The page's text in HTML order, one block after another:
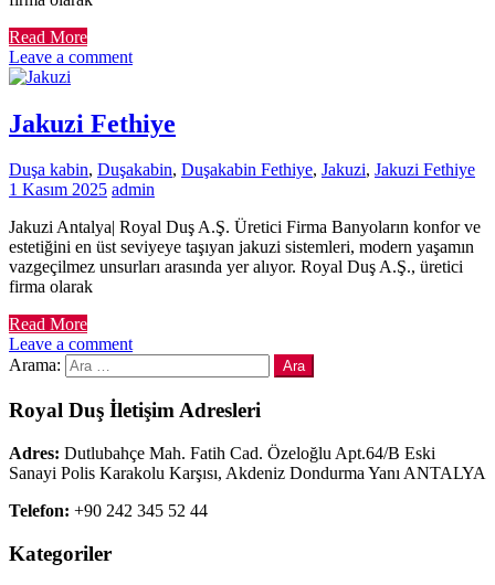
Read More
Leave a comment
Jakuzi Fethiye
Duşa kabin, Duşakabin, Duşakabin Fethiye, Jakuzi, Jakuzi Fethiye
1 Kasım 2025 admin
Jakuzi Antalya| Royal Duş A.Ş. Üretici Firma Banyoların konfor ve
estetiğini en üst seviyeye taşıyan jakuzi sistemleri, modern yaşamın
vazgeçilmez unsurları arasında yer alıyor. Royal Duş A.Ş., üretici
firma olarak
Read More
Leave a comment
Arama:
Royal Duş İletişim Adresleri
Adres: Dutlubahçe Mah. Fatih Cad. Özeloğlu Apt.64/B Eski
Sanayi Polis Karakolu Karşısı, Akdeniz Dondurma Yanı ANTALYA
Telefon: +90 242 345 52 44
Kategoriler